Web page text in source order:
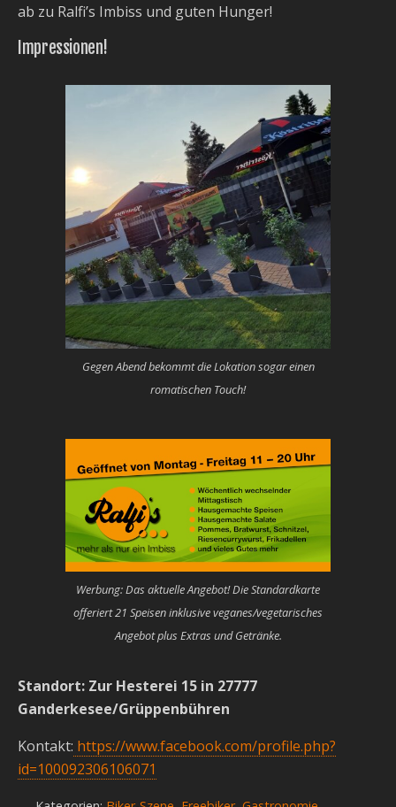
ab zu Ralfi’s Imbiss und guten Hunger!
Impressionen!
Gegen Abend bekommt die Lokation sogar einen
romatischen Touch!
Werbung: Das aktuelle Angebot! Die Standardkarte
offeriert 21 Speisen inklusive veganes/vegetarisches
Angebot plus Extras und Getränke.
Standort: Zur Hesterei 15 in 27777
Ganderkesee/Grüppenbühren
Kontakt: https://www.facebook.com/profile.php?
id=100092306106071